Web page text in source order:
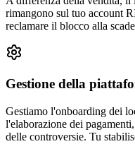
rimangono sul tuo account
reclamare il blocco alla
Gestione della
Gestiamo l'onboarding dei
l'elaborazione dei
delle controversie. Tu